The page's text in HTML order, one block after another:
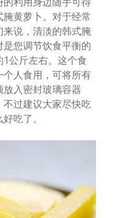
黄萝卜。对于经常
说，清淡的韩式腌
您调节饮食平衡的
公斤左右。这个食
人食用，可将所有
入密封玻璃容器
过建议大家尽快吃
吃了。